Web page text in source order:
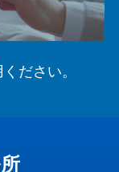
ださい。